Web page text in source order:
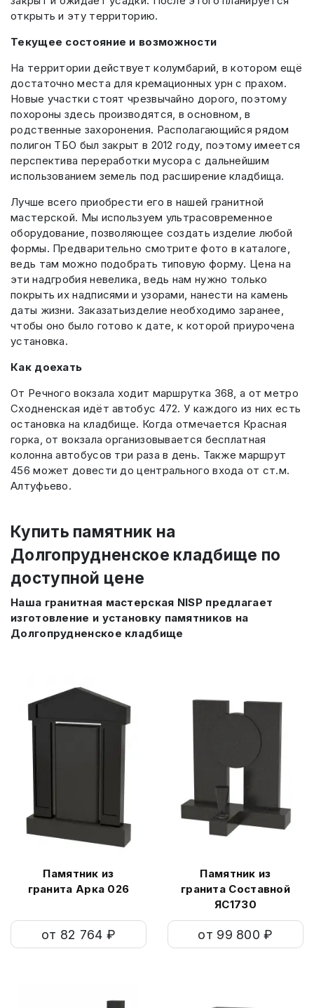
открыть и эту территорию.
Текущее состояние и возможности
На территории действует колумбарий, в котором ещё
достаточно места для кремационных урн с прахом.
Новые участки стоят чрезвычайно дорого, поэтому
похороны здесь производятся, в основном, в
родственные захоронения. Располагающийся рядом
полигон ТБО был закрыт в 2012 году, поэтому имеется
перспектива переработки мусора с дальнейшим
использованием земель под расширение кладбища.
Лучше всего приобрести его в нашей гранитной
мастерской. Мы используем ультрасовременное
оборудование, позволяющее создать изделие любой
формы. Предварительно смотрите фото в каталоге,
ведь там можно подобрать типовую форму. Цена на
эти надгробия невелика, ведь нам нужно только
покрыть их надписями и узорами, нанести на камень
даты жизни. Заказатьизделие необходимо заранее,
чтобы оно было готово к дате, к которой приурочена
установка.
Как доехать
От Речного вокзала ходит маршрутка 368, а от метро
Сходненская идёт автобус 472. У каждого из них есть
остановка на кладбище. Когда отмечается Красная
горка, от вокзала организовывается бесплатная
колонна автобусов три раза в день. Также маршрут
456 может довести до центрального входа от ст.м.
Алтуфьево.
Купить памятник на
Долгопрудненское кладбище по
доступной цене
Наша гранитная мастерская NISP предлагает
изготовление и установку памятников на
Долгопрудненское кладбище
Памятник из
гранита Арка 026
от 82 764 ₽
Памятник из
гранита Составной
ЯС1730
от 99 800 ₽